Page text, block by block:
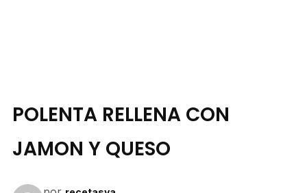
POLENTA RELLENA CON
JAMON Y QUESO